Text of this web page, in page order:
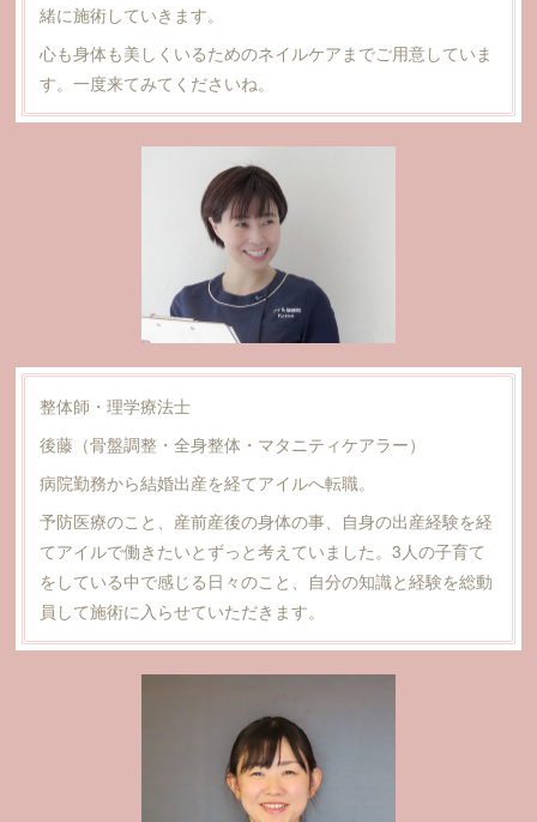
緒に施術していきます。
心も身体も美しくいるためのネイルケアまでご用意していま
す。一度来てみてくださいね。
整体師・理学療法士
後藤（骨盤調整・全身整体・マタニティケアラー）
病院勤務から結婚出産を経てアイルへ転職。
予防医療のこと、産前産後の身体の事、自身の出産経験を経
てアイルで働きたいとずっと考えていました。3人の子育て
をしている中で感じる日々のこと、自分の知識と経験を総動
員して施術に入らせていただきます。